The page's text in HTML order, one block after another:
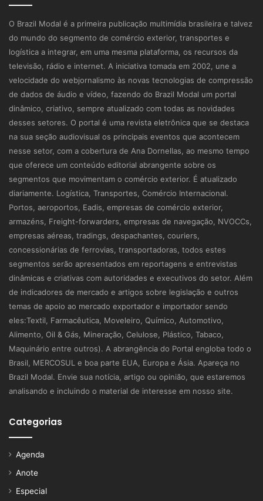
O Brazil Modal é a primeira publicação multimídia brasileira e talvez
do mundo do segmento de comércio exterior, transportes e
logística a integrar, em uma mesma plataforma, os recursos da
televisão, rádio e internet. A iniciativa tomada em 2002, une a
velocidade do webjornalismo às novas tecnologias de compressão
de dados de áudio e vídeo, fazendo do Brazil Modal um portal
dinâmico, criativo, sempre atualizado com todas as novidades
desses setores. O portal é uma revista eletrônica que se destaca
na sua seção audiovisual os principais eventos que acontecem
nesse setor, com a cobertura de Ana Dornellas, ao mesmo tempo
que oferece um conteúdo editorial abrangente sobre os
segmentos que movimentam o comércio exterior. É atualizado
diariamente. Logística, Transportes, Comércio Internacional.
Portos, aeroportos, Eadis, empresas de comércio exterior,
armazéns, Freight-forwarders, empresas de navegação, NVOCCs,
empresas aéreas, tradings, despachantes, couriers,
concessionárias de ferrovias, transportadoras, todos estes
segmentos serão apresentados em reportagens e entrevistas
dinâmicas e criativas com autoridades e executivos do setor. Além
de indicadores de mercado e artigos sobre legislação e outros
temas de apoio ao mercado exportador e importador sendo
eles:Textil, Farmacêutica, Moveleiro, Químico, Automotivo,
Alimento, Oil & Gás, Mineração, Celulose, Plástico, Tabaco,
Maquinário entre outros). A abrangência do Portal engloba todo o
Brasil, MERCOSUL e boa parte EUA, Europa e Ásia. Apareça no
Brazil Modal. Envie sua notícia, artigo ou opinião, que estaremos
analisando e incluindo o material de interesse em nosso site.
Categorias
Agenda
Anote
Especial